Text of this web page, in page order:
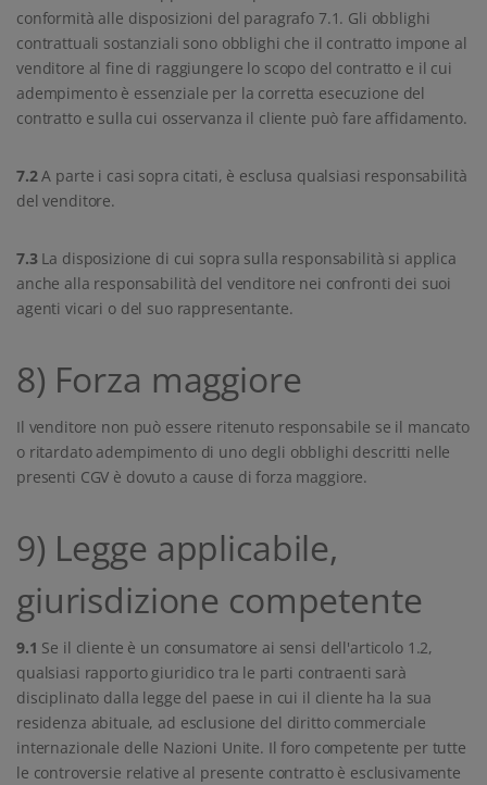
conformità alle disposizioni del paragrafo 7.1. Gli obblighi
contrattuali sostanziali sono obblighi che il contratto impone al
venditore al fine di raggiungere lo scopo del contratto e il cui
adempimento è essenziale per la corretta esecuzione del
contratto e sulla cui osservanza il cliente può fare affidamento.
7.2A parte i casi sopra citati, è esclusa qualsiasi responsabilità
del venditore.
7.3La disposizione di cui sopra sulla responsabilità si applica
anche alla responsabilità del venditore nei confronti dei suoi
agenti vicari o del suo rappresentante.
8) Forza maggiore
Il venditore non può essere ritenuto responsabile se il mancato
o ritardato adempimento di uno degli obblighi descritti nelle
presenti CGV è dovuto a cause di forza maggiore.
9) Legge applicabile,
giurisdizione competente
9.1 Se il cliente è un consumatore ai sensi dell'articolo 1.2,
qualsiasi rapporto giuridico tra le parti contraenti sarà
disciplinato dalla legge del paese in cui il cliente ha la sua
residenza abituale, ad esclusione del diritto commerciale
internazionale delle Nazioni Unite. Il foro competente per tutte
le controversie relative al presente contratto è esclusivamente